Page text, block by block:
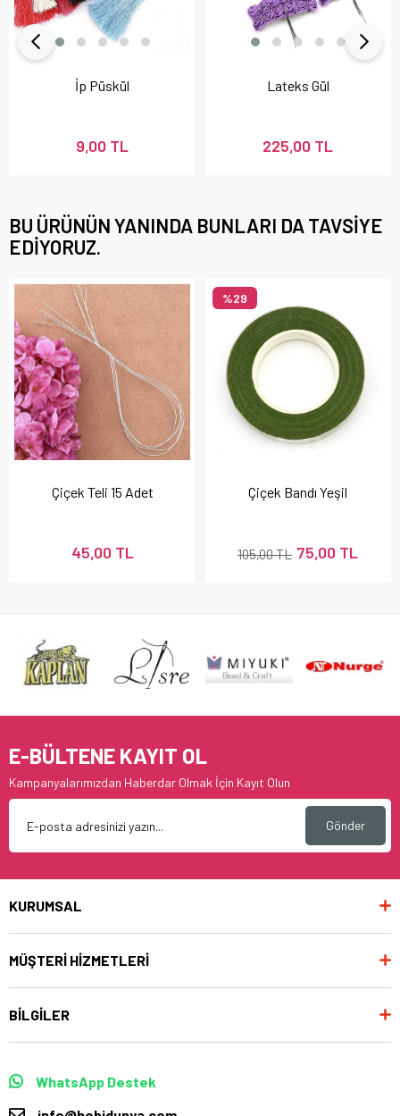
İp Püskül
9,00 TL
Lateks Gül
225,00 TL
BU ÜRÜNÜN YANINDA BUNLARI DA TAVSIYE
EDIYORUZ.
Çiçek Teli 15 Adet
45,00 TL
Çiçek Bandı Yeşil
75,00 TL
105,00 TL
%29
E-BÜLTENE KAYIT OL
Kampanyalarımızdan Haberdar Olmak İçin Kayıt Olun
Gönder
KURUMSAL
MÜŞTERİ HİZMETLERİ
BİLGİLER
WhatsApp Destek